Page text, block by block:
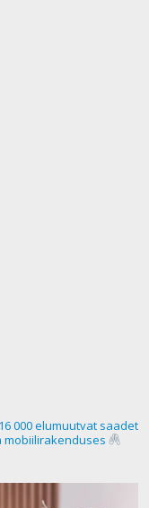
16 000 elumuutvat saadet
mobiilirakenduses